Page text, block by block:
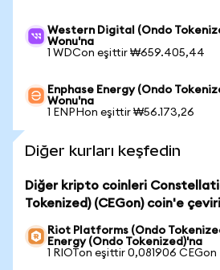
Western Digital (Ondo
Wonu'na
1 WDCon eşittir ₩659.405,44
Enphase Energy (Ondo
Wonu'na
1 ENPHon eşittir ₩56.173,26
Diğer kurları keşfedin
Diğer kripto coinleri
Tokenized) (CEGon) coin'e
Riot Platforms (Ondo
Energy (Ondo Tokenized)'na
1 RIOTon eşittir 0,081906 CEGon